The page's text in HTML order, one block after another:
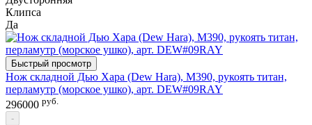
Клипса
Да
Быстрый просмотр
Нож складной Дью Хара (Dew Hara), M390, рукоять титан,
перламутр (морское ушко), арт. DEW#09RAY
296000 руб.
-